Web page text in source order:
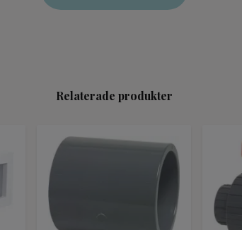
Relaterade produkter